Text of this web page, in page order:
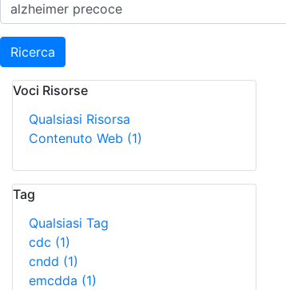
Ricerca
Voci Risorse
Qualsiasi Risorsa
Contenuto Web (1)
Tag
Qualsiasi Tag
cdc (1)
cndd (1)
emcdda (1)